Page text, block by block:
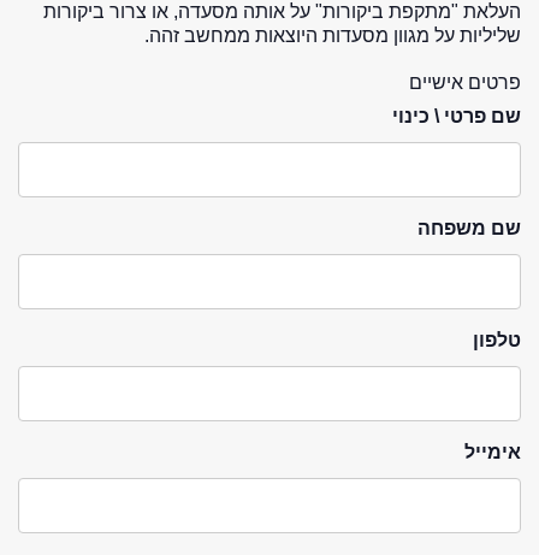
העלאת "מתקפת ביקורות" על אותה מסעדה, או צרור ביקורות
שליליות על מגוון מסעדות היוצאות ממחשב זהה.
פרטים אישיים
שם פרטי \ כינוי
שם משפחה
טלפון
אימייל